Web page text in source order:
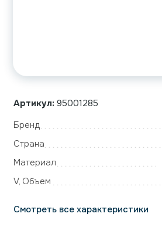
Артикул: 95001285
Бренд
Страна
Материал
V, Объем
Смотреть все характеристики